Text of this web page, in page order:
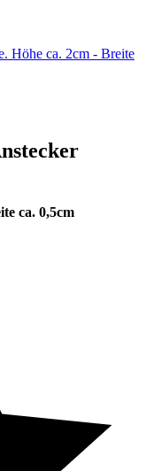
Höhe ca. 2cm - Breite
ca. 0,5cm